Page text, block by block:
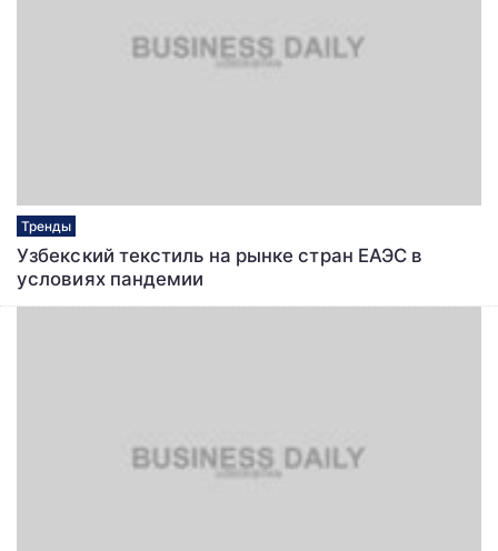
Тренды
Узбекский текстиль на рынке стран ЕАЭС в
условиях пандемии